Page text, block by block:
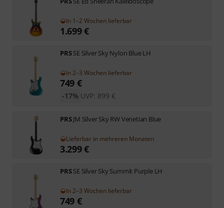
In 1–2 Wochen lieferbar
1.699€
PRSSE Silver Sky Nylon Blue LH
In 2–3 Wochen lieferbar
749 €
UVP: 899 €
-17%
PRSJM Silver Sky RW Venetian Blue
Lieferbar in mehreren Monaten
3.299€
PRSSE Silver Sky Summit Purple LH
In 2–3 Wochen lieferbar
749 €